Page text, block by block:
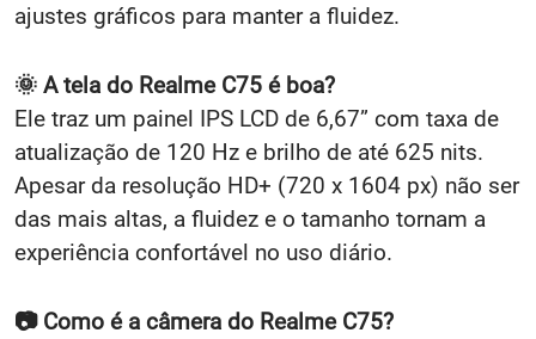
ajustes gráficos para manter a fluidez.
🌞 A tela do Realme C75 é boa?
Ele traz um painel IPS LCD de 6,67” com taxa de
atualização de 120 Hz e brilho de até 625 nits.
Apesar da resolução HD+ (720 x 1604 px) não ser
das mais altas, a fluidez e o tamanho tornam a
experiência confortável no uso diário.
📷 Como é a câmera do Realme C75?